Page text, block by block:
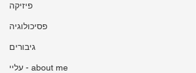
פיזיקה
פסיכולוגיה
גיבורים
עליי - about me